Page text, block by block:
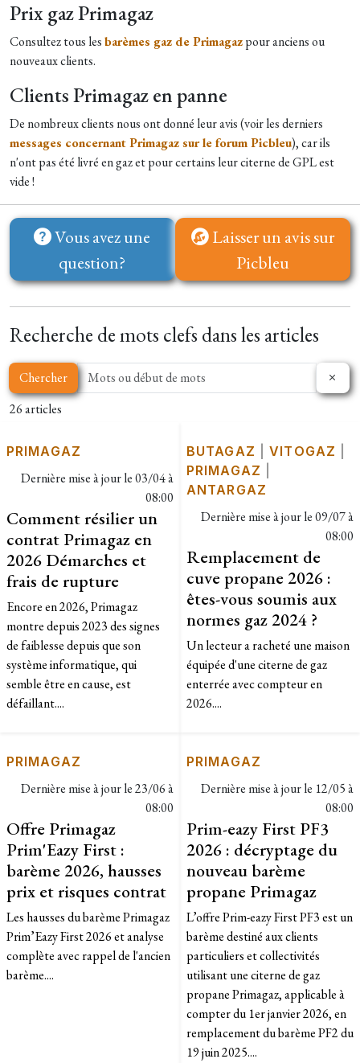
Prix gaz Primagaz
Consultez tous lesbarèmes gaz de Primagazpour anciens ou
nouveaux clients.
Clients Primagaz en panne
De nombreux clients nous ont donné leur avis (voir les derniers
messages concernant Primagaz sur le forum Picbleu), car ils
n'ont pas été livré en gaz et pour certains leur citerne de GPL est
vide !
Vous avez une
question?
Laisser un avis sur
Picbleu
Recherche de mots clefs dans les articles
Chercher
26 articles
PRIMAGAZ
Dernière mise à jour le03/04 à
08:00
Comment résilier un
contrat Primagaz en
2026 Démarches et
frais de rupture
Encore en 2026, Primagaz
montre depuis 2023 des signes
de faiblesse depuis que son
système informatique, qui
semble être en cause, est
défaillant....
BUTAGAZ |VITOGAZ
PRIMAGAZ
ANTARGAZ
Dernière mise à jour le09/07 à
08:00
Remplacement de
cuve propane 2026 :
êtes-vous soumis aux
normes gaz 2024 ?
Un lecteur a racheté une maison
équipée d'une citerne de gaz
enterrée avec compteur en
2026....
PRIMAGAZ
Dernière mise à jour le23/06 à
08:00
Offre Primagaz
Prim'Eazy First :
barème 2026, hausses
prix et risques contrat
Les hausses du barème Primagaz
Prim’Eazy First 2026 et analyse
complète avec rappel de l'ancien
barème....
PRIMAGAZ
Dernière mise à jour le 12/05 à
08:00
Prim-eazy First PF3
2026 : décryptage du
nouveau barème
propane Primagaz
L’offre Prim-eazy First PF3 est un
barème destiné aux clients
particuliers et collectivités
utilisant une citerne de gaz
propane Primagaz, applicable à
compter du 1er janvier 2026, en
remplacement du barème PF2 du
19 juin 2025....